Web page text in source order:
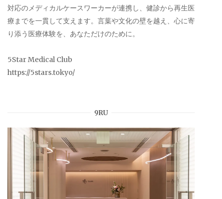
対応のメディカルケースワーカーが連携し、健診から再生医
療までを一貫して支えます。言葉や文化の壁を越え、心に寄
り添う医療体験を、あなただけのために。
5Star Medical Club
https://5stars.tokyo/
9RU